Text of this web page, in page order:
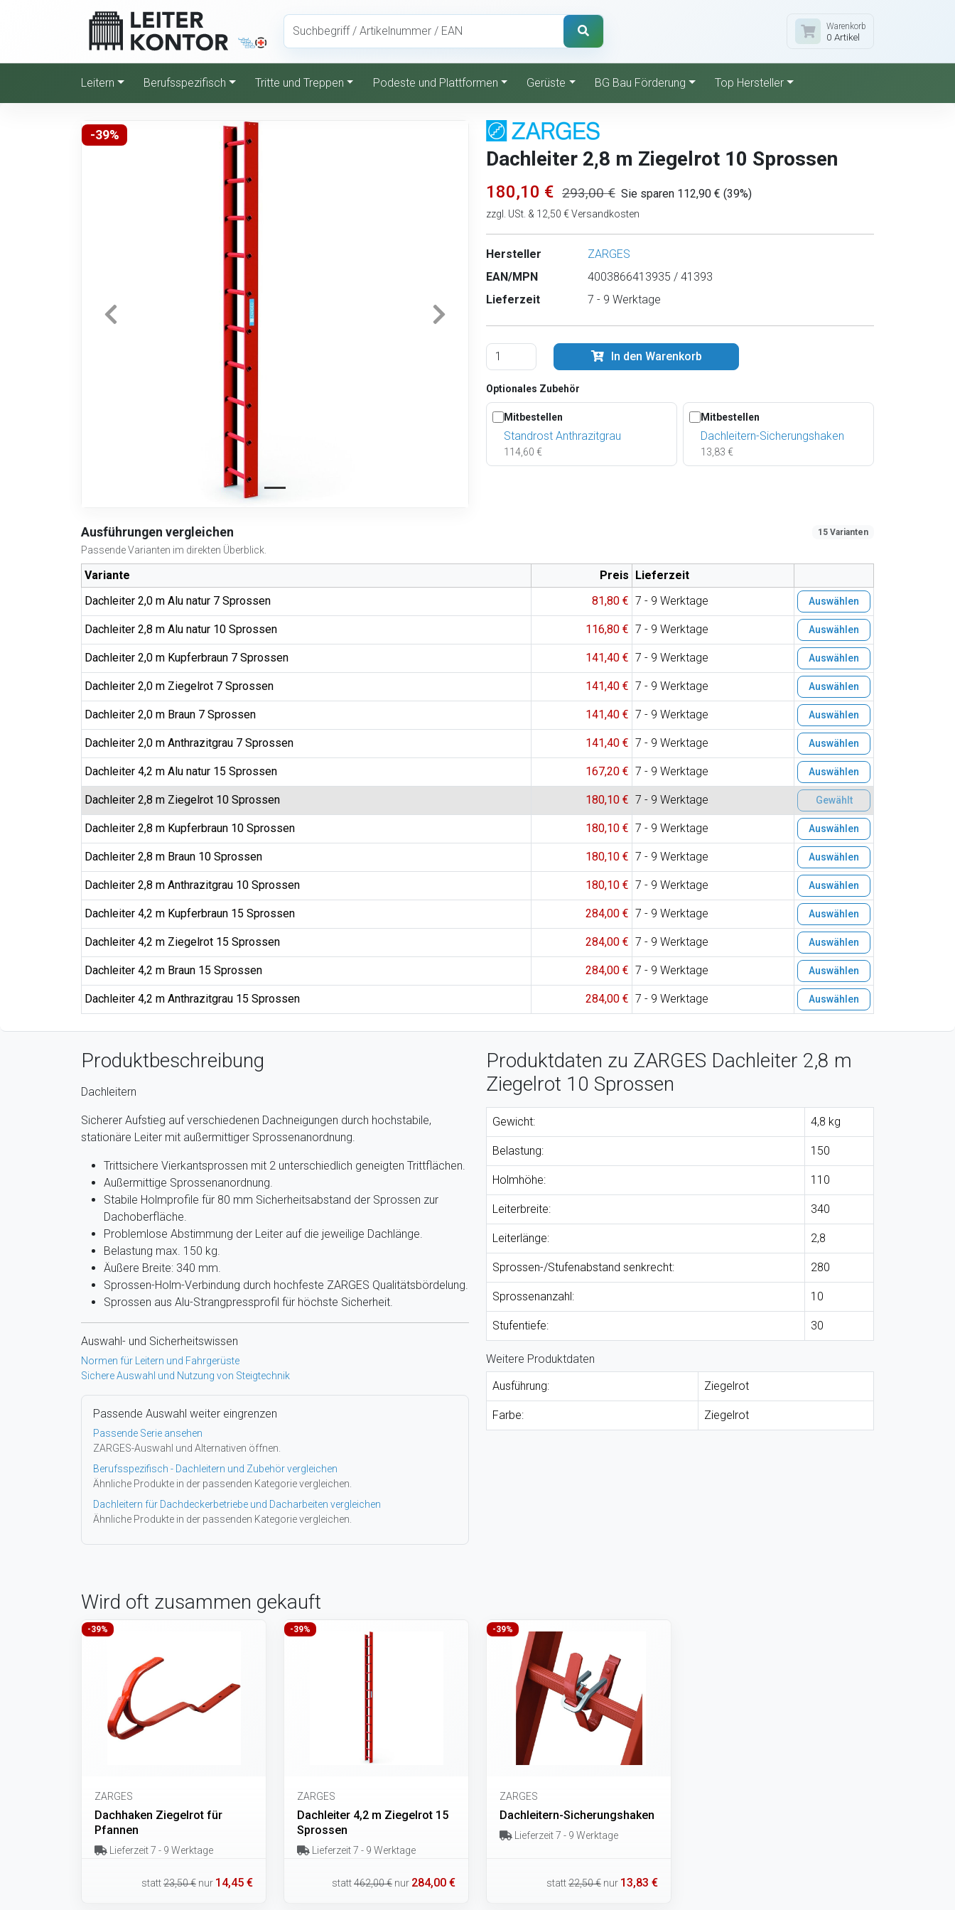
Warenkorb
0 Artikel
Leitern Berufsspezifisch Tritte und Treppen Podeste und Plattformen Gerüste BG Bau Förderung Top Hersteller
-39%
Dachleiter 2,8 m Ziegelrot 10 Sprossen
180,10 € 293,00 € Sie sparen 112,90 € (39%)
zzgl. USt. & 12,50 € Versandkosten
Hersteller
ZARGES
EAN/MPN
4003866413935 / 41393
Lieferzeit
7 - 9 Werktage
In den Warenkorb
Optionales Zubehör
Mitbestellen
Standrost Anthrazitgrau
114,60 €
Mitbestellen
Dachleitern-Sicherungshaken
13,83 €
Ausführungen vergleichen
Passende Varianten im direkten Überblick.
15 Varianten
Variante Preis Lieferzeit
Dachleiter 2,0 m Alu natur 7 Sprossen
81,80 € 7 - 9 Werktage Auswählen
Dachleiter 2,8 m Alu natur 10 Sprossen 116,80 € 7 - 9 Werktage Auswählen
Dachleiter 2,0 m Kupferbraun 7 Sprossen 141,40 € 7 - 9 Werktage Auswählen
Dachleiter 2,0 m Ziegelrot 7 Sprossen 141,40 € 7 - 9 Werktage Auswählen
Dachleiter 2,0 m Braun 7 Sprossen 141,40 € 7 - 9 Werktage Auswählen
Dachleiter 2,0 m Anthrazitgrau 7 Sprossen 141,40 € 7 - 9 Werktage Auswählen
Dachleiter 4,2 m Alu natur 15 Sprossen 167,20 € 7 - 9 Werktage Auswählen
Dachleiter 2,8 m Ziegelrot 10 Sprossen 180,10 € 7 - 9 Werktage Gewählt
Dachleiter 2,8 m Kupferbraun 10 Sprossen 180,10 € 7 - 9 Werktage Auswählen
Dachleiter 2,8 m Braun 10 Sprossen 180,10 € 7 - 9 Werktage Auswählen
Dachleiter 2,8 m Anthrazitgrau 10 Sprossen 180,10 € 7 - 9 Werktage Auswählen
Dachleiter 4,2 m Kupferbraun 15 Sprossen 284,00 € 7 - 9 Werktage Auswählen
Dachleiter 4,2 m Ziegelrot 15 Sprossen 284,00 € 7 - 9 Werktage Auswählen
Dachleiter 4,2 m Braun 15 Sprossen 284,00 € 7 - 9 Werktage Auswählen
Dachleiter 4,2 m Anthrazitgrau 15 Sprossen 284,00 € 7 - 9 Werktage Auswählen
Produktbeschreibung
Dachleitern
Sicherer Aufstieg auf verschiedenen Dachneigungen durch hochstabile,
stationäre Leiter mit außermittiger Sprossenanordnung.
Trittsichere Vierkantsprossen mit 2 unterschiedlich geneigten Trittflächen.
Außermittige Sprossenanordnung.
Stabile Holmprofile für 80 mm Sicherheitsabstand der Sprossen zur
Dachoberfläche.
Problemlose Abstimmung der Leiter auf die jeweilige Dachlänge.
Belastung max. 150 kg.
Äußere Breite: 340 mm.
Sprossen-Holm-Verbindung durch hochfeste ZARGES Qualitätsbördelung.
Sprossen aus Alu-Strangpressprofil für höchste Sicherheit.
Auswahl- und Sicherheitswissen
Normen für Leitern und Fahrgerüste
Sichere Auswahl und Nutzung von Steigtechnik
Passende Auswahl weiter eingrenzen
Passende Serie ansehen
ZARGES-Auswahl und Alternativen öffnen.
Berufsspezifisch - Dachleitern und Zubehör vergleichen
Ähnliche Produkte in der passenden Kategorie vergleichen.
Dachleitern für Dachdeckerbetriebe und Dacharbeiten vergleichen
Ähnliche Produkte in der passenden Kategorie vergleichen.
Produktdaten zu ZARGES Dachleiter 2,8 m
Ziegelrot 10 Sprossen
Gewicht: 4,8 kg
Belastung: 150
Holmhöhe: 110
Leiterbreite: 340
Leiterlänge: 2,8
Sprossen-/Stufenabstand senkrecht: 280
Sprossenanzahl: 10
Stufentiefe: 30
Weitere Produktdaten
Ausführung:
Ziegelrot
Farbe: Ziegelrot
Wird oft zusammen gekauft
-39%
ZARGES
Dachhaken Ziegelrot für
Pfannen
Lieferzeit 7 - 9 Werktage
statt23,50 € nur 14,45 €
-39%
ZARGES
Dachleiter 4,2 m Ziegelrot 15
Sprossen
Lieferzeit 7 - 9 Werktage
statt462,00 € nur 284,00 €
-39%
ZARGES
Dachleitern-Sicherungshaken
Lieferzeit 7 - 9 Werktage
statt22,50 € nur 13,83 €